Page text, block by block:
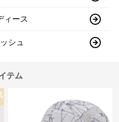
ィース
シュ
テム